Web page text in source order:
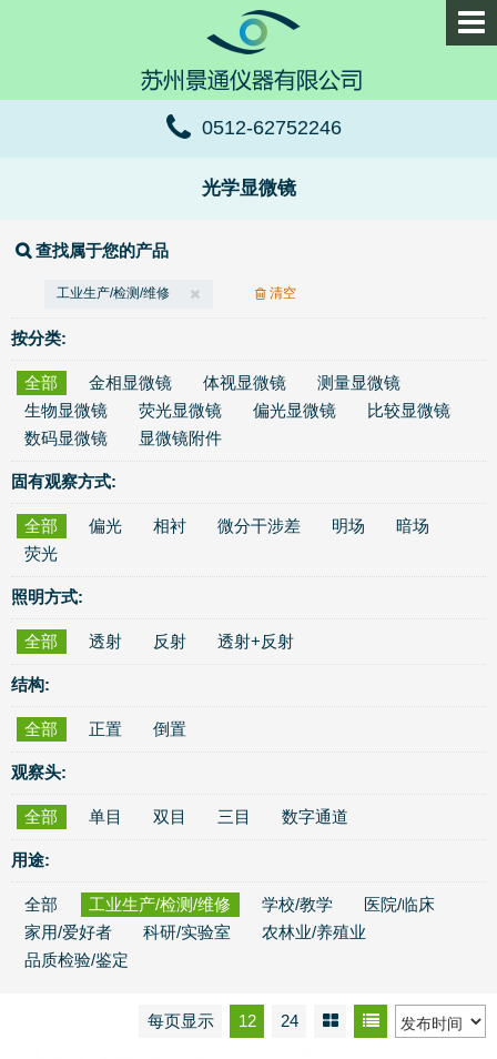
0512-62752246
光学显微镜
查找属于您的产品
工业生产/检测/维修 清空
按分类:
全部 金相显微镜 体视显微镜
测量显微镜
生物显微镜
荧光显微镜 偏光显微镜
比较显微镜
数码显微镜
显微镜附件
固有观察方式:
全部 偏光 相衬 微分干涉差 明场
暗场
荧光
照明方式:
全部 透射 反射 透射+反射
结构:
全部 正置 倒置
观察头:
全部 单目 双目 三目 数字通道
用途:
全部 工业生产/检测/维修 学校/教学
医院/临床
家用/爱好者
科研/实验室
农林业/养殖业
品质检验/鉴定
每页显示 12 24